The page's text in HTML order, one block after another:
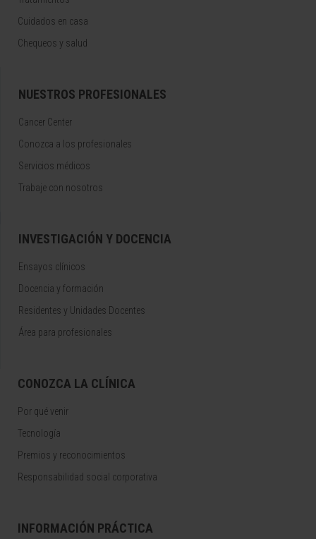
Cuidados en casa
Chequeos y salud
NUESTROS PROFESIONALES
Cancer Center
Conozca a los profesionales
Servicios médicos
Trabaje con nosotros
INVESTIGACIÓN Y DOCENCIA
Ensayos clínicos
Docencia y formación
Residentes y Unidades Docentes
Área para profesionales
CONOZCA LA CLÍNICA
Por qué venir
Tecnología
Premios y reconocimientos
Responsabilidad social corporativa
INFORMACIÓN PRÁCTICA